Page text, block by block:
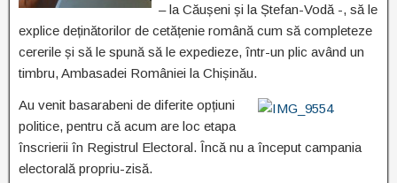
– la Căușeni și la Ștefan-Vodă -, să le
explice deținătorilor de cetățenie română cum să completeze
cererile și să le spună să le expedieze, într-un plic având un
timbru, Ambasadei României la Chișinău.
Au venit basarabeni de diferite opțiuni
politice, pentru că acum are loc etapa
înscrierii în Registrul Electoral. Încă nu a început campania
electorală propriu-zisă.